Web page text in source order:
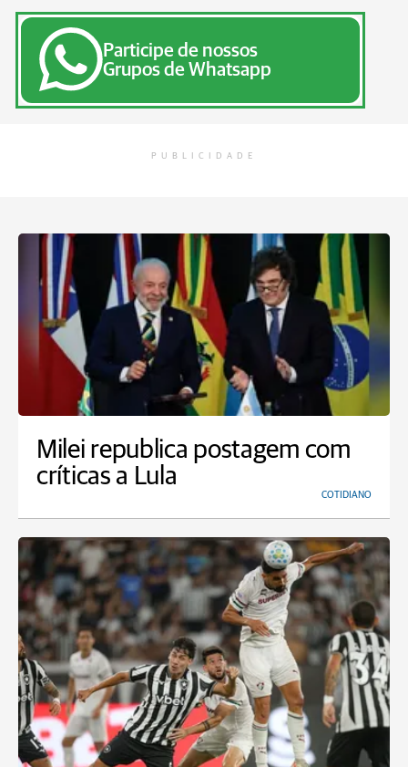
Participe de nossos
Grupos de Whatsapp
PUBLICIDADE
Milei republica postagem com
críticas a Lula
COTIDIANO